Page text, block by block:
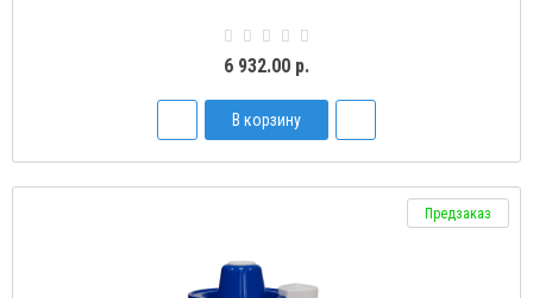
6 932.00 р.
В корзину
Предзаказ